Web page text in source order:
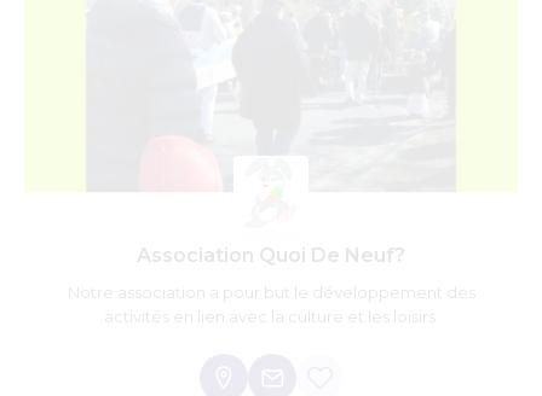
Association Quoi De Neuf?
Notre association a pour but le développement des
activités en lien avec la culture et les loisirs.